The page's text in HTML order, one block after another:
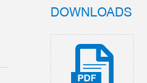
DOWNLOADS